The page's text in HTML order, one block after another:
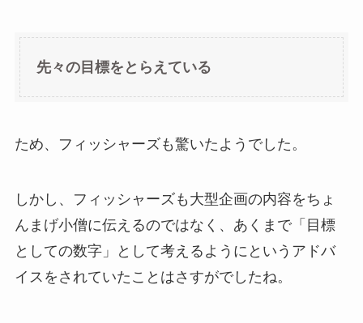
先々の目標をとらえている
ため、フィッシャーズも驚いたようでした。
しかし、フィッシャーズも大型企画の内容をちょ
んまげ小僧に伝えるのではなく、あくまで「目標
としての数字」として考えるようにというアドバ
イスをされていたことはさすがでしたね。